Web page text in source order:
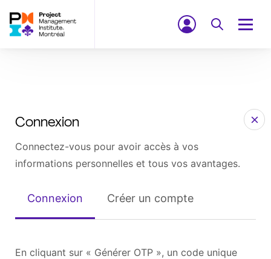
Connexion
Connectez-vous pour avoir accès à vos
informations personnelles et tous vos avantages.
Connexion Créer un compte
En cliquant sur « Générer OTP », un code unique